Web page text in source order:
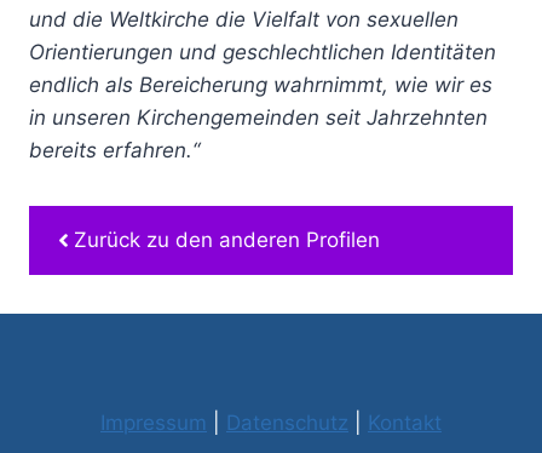
und die Weltkirche die Vielfalt von sexuellen
Orientierungen und geschlechtlichen Identitäten
endlich als Bereicherung wahrnimmt, wie wir es
in unseren Kirchengemeinden seit Jahrzehnten
bereits erfahren.“
Zurück zu den anderen Profilen
Impressum Datenschutz Kontakt